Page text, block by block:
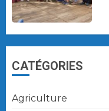
CATÉGORIES
Agriculture